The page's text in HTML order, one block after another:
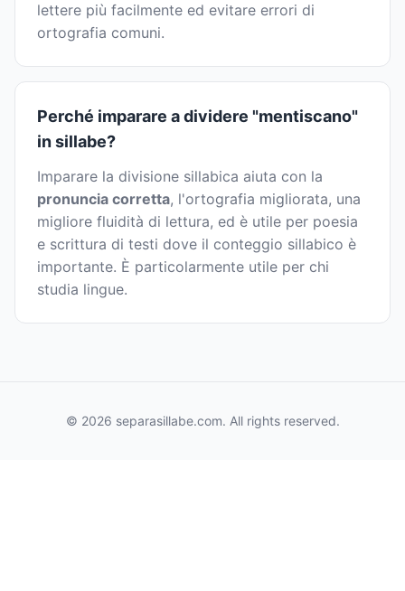
lettere più facilmente ed evitare errori di
ortografia comuni.
Perché imparare a dividere "mentiscano"
in sillabe?
Imparare la divisione sillabica aiuta con la
pronuncia corretta, l'ortografia migliorata, una
migliore fluidità di lettura, ed è utile per poesia
e scrittura di testi dove il conteggio sillabico è
importante. È particolarmente utile per chi
studia lingue.
© 2026 separasillabe.com. All rights reserved.